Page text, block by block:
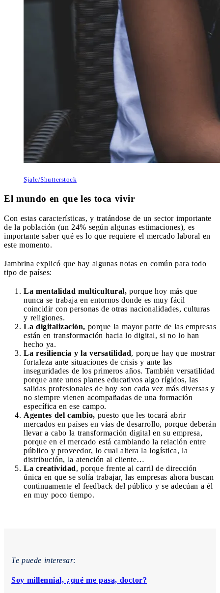
Sjale/Shutterstock
El mundo en que les toca vivir
Con estas características, y tratándose de un sector importante
de la población (un 24% según algunas estimaciones), es
importante saber qué es lo que requiere el mercado laboral en
este momento.
Jambrina explicó que hay algunas notas en común para todo
tipo de países:
La mentalidad multicultural, porque hoy más que
nunca se trabaja en entornos donde es muy fácil
coincidir con personas de otras nacionalidades, culturas
y religiones.
La digitalización, porque la mayor parte de las empresas
están en transformación hacia lo digital, si no lo han
hecho ya.
La resiliencia y la versatilidad, porque hay que mostrar
fortaleza ante situaciones de crisis y ante las
inseguridades de los primeros años. También versatilidad
porque ante unos planes educativos algo rígidos, las
salidas profesionales de hoy son cada vez más diversas y
no siempre vienen acompañadas de una formación
específica en ese campo.
Agentes del cambio, puesto que les tocará abrir
mercados en países en vías de desarrollo, porque deberán
llevar a cabo la transformación digital en su empresa,
porque en el mercado está cambiando la relación entre
público y proveedor, lo cual altera la logística, la
distribución, la atención al cliente…
La creatividad, porque frente al carril de dirección
única en que se solía trabajar, las empresas ahora buscan
continuamente el feedback del público y se adecúan a él
en muy poco tiempo.
Te puede interesar:
Soy millennial, ¿qué me pasa, doctor?